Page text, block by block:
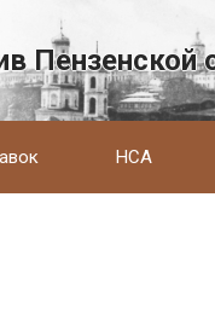
Пензенской
НСА